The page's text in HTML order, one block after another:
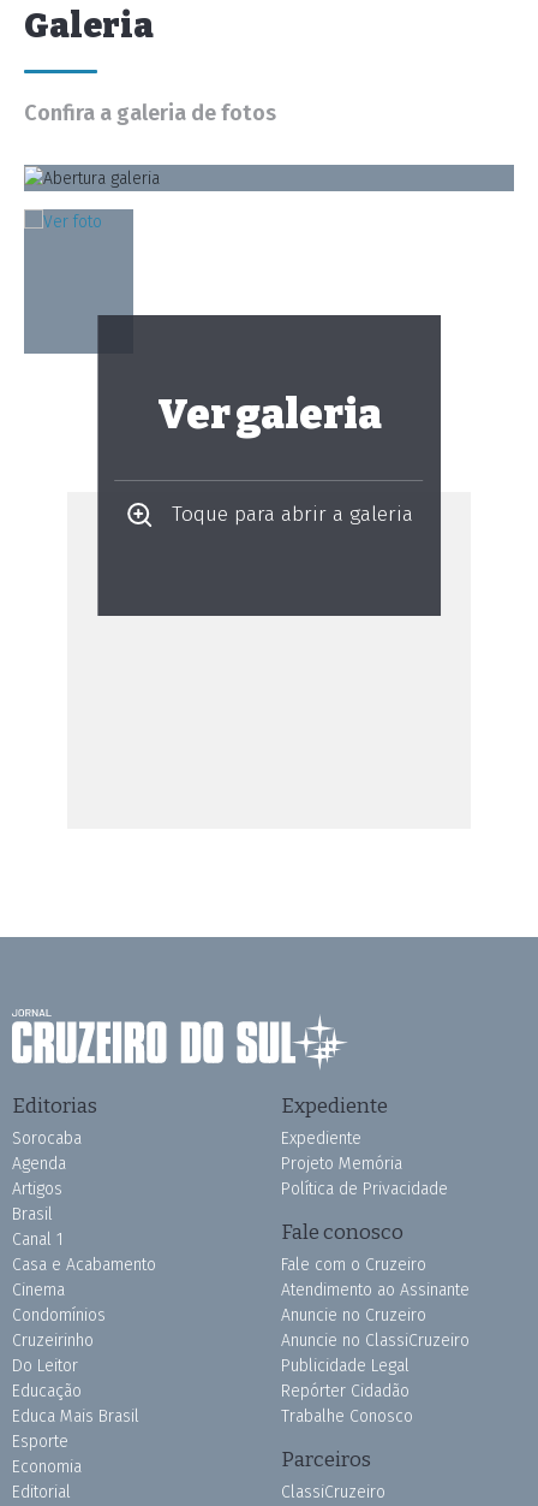
Galeria
Confira a galeria de fotos
Ver galeria
Toque para abrir a galeria
Editorias
Sorocaba
Agenda
Artigos
Brasil
Canal 1
Casa e Acabamento
Cinema
Condomínios
Cruzeirinho
Do Leitor
Educação
Educa Mais Brasil
Esporte
Economia
Editorial
Expediente
Expediente
Projeto Memória
Política de Privacidade
Fale conosco
Fale com o Cruzeiro
Atendimento ao Assinante
Anuncie no Cruzeiro
Anuncie no ClassiCruzeiro
Publicidade Legal
Repórter Cidadão
Trabalhe Conosco
Parceiros
ClassiCruzeiro